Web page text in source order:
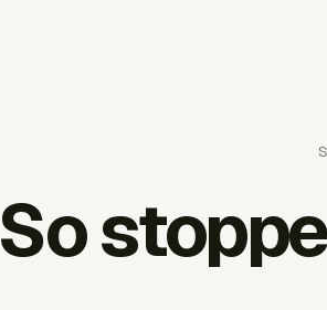
So